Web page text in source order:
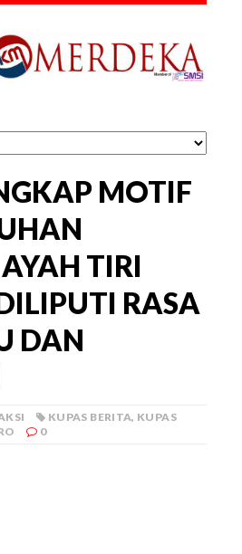
MOTIF
TIRI
RASA
DAN
KUPAS BERITA, KUPAS
0